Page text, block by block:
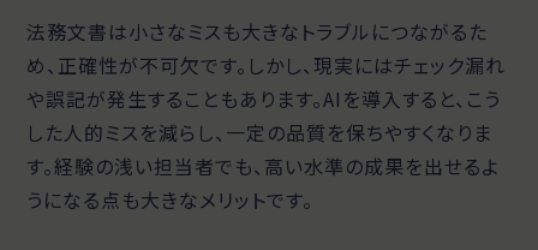
法務文書は小さなミスも大きなトラブルにつながるた
め、正確性が不可欠です。しかし、現実にはチェック漏れ
や誤記が発生することもあります。AIを導入すると、こう
した人的ミスを減らし、一定の品質を保ちやすくなりま
す。経験の浅い担当者でも、高い水準の成果を出せるよ
うになる点も大きなメリットです。